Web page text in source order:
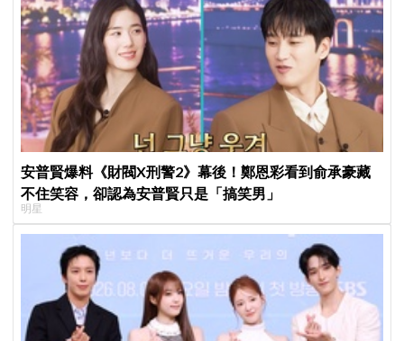
安普賢爆料《財閥X刑警2》幕後！鄭恩彩看到俞承豪藏
不住笑容，卻認為安普賢只是「搞笑男」
明星